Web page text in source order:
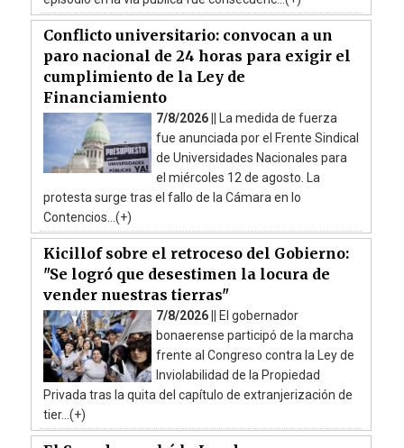
Conflicto universitario: convocan a un
paro nacional de 24 horas para exigir el
cumplimiento de la Ley de
Financiamiento
7/8/2026 ||
La medida de fuerza
fue anunciada por el Frente Sindical
de Universidades Nacionales para
el miércoles 12 de agosto. La
protesta surge tras el fallo de la Cámara en lo
Contencios...(+)
Kicillof sobre el retroceso del Gobierno:
"Se logró que desestimen la locura de
vender nuestras tierras"
7/8/2026 ||
El gobernador
bonaerense participó de la marcha
frente al Congreso contra la Ley de
Inviolabilidad de la Propiedad
Privada tras la quita del capítulo de extranjerización de
tier...(+)